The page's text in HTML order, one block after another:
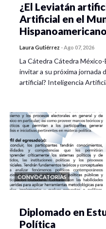
¿El Leviatán
Artificial en el
Hispanoamericano
Laura Gutiérrez -Ago 07, 2026
La Cátedra Cátedra
invitar a su próxima jornada
artificial? Inteligencia
CONVOCATORIAS
Diplomado en
Política